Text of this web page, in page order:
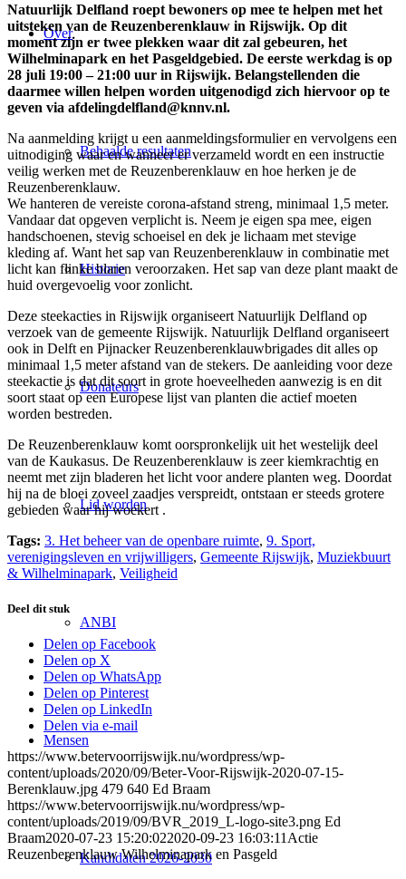
Over
Behaalde resultaten
Historie
Donateurs
Lid worden
ANBI
Mensen
Kandidaten 2026-2030
Natuurlijk Delfland roept bewoners op mee te helpen met het
uitsteken van de Reuzenberenklauw in Rijswijk. Op dit
moment zijn er twee plekken waar dit zal gebeuren, het
Wilhelminapark en het Pasgeldgebied. De eerste werkdag is op
28 juli 19:00 – 21:00 uur in Rijswijk. Belangstellenden die
daarmee willen helpen worden uitgenodigd zich hiervoor op te
geven via afdelingdelfland@knnv.nl.
Na aanmelding krijgt u een aanmeldingsformulier en vervolgens een
uitnodiging waar en wanneer er verzameld wordt en een instructie
veilig werken met de Reuzenberenklauw en hoe herken je de
Reuzenberenklauw.
We hanteren de vereiste corona-afstand streng, minimaal 1,5 meter.
Vandaar dat opgeven verplicht is. Neem je eigen spa mee, eigen
handschoenen, stevig schoeisel en dek je lichaam met stevige
kleding af. Want het sap van Reuzenberenklauw in combinatie met
licht kan flinke blaren veroorzaken. Het sap van deze plant maakt de
huid overgevoelig voor zonlicht.
Deze steekacties in Rijswijk organiseert Natuurlijk Delfland op
verzoek van de gemeente Rijswijk. Natuurlijk Delfland organiseert
ook in Delft en Pijnacker Reuzenberenklauwbrigades dit alles op
minimaal 1,5 meter afstand van de stekers. De aanleiding voor deze
steekactie is dat dit soort in grote hoeveelheden aanwezig is en dit
soort staat op een Europese lijst van planten die actief moeten
worden bestreden.
De Reuzenberenklauw komt oorspronkelijk uit het westelijk deel
van de Kaukasus. De Reuzenberenklauw is zeer kiemkrachtig en
neemt met zijn bladeren het licht voor andere planten weg. Doordat
hij na de bloei zoveel zaadjes verspreidt, ontstaan er steeds grotere
gebieden waar hij woekert .
Tags: 3. Het beheer van de openbare ruimte, 9. Sport,
verenigingsleven en vrijwilligers, Gemeente Rijswijk, Muziekbuurt
& Wilhelminapark, Veiligheid
Deel dit stuk
Delen op Facebook
Delen op X
Delen op WhatsApp
Delen op Pinterest
Delen op LinkedIn
Delen via e-mail
https://www.betervoorrijswijk.nu/wordpress/wp-
content/uploads/2020/09/Beter-Voor-Rijswijk-2020-07-15-
Berenklauw.jpg 479 640 Ed Braam
https://www.betervoorrijswijk.nu/wordpress/wp-
content/uploads/2019/09/BVR_2019_L-logo-site3.png Ed
Braam2020-07-23 15:20:022020-09-23 16:03:11 Actie
Reuzenberenklauw Wilhelminapark en Pasgeld